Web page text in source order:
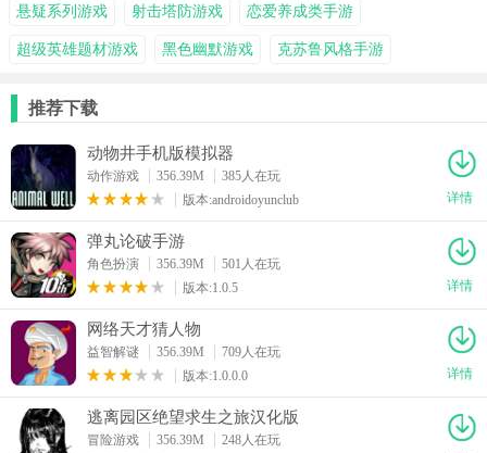
悬疑系列游戏 射击塔防游戏 恋爱养成类手游
超级英雄题材游戏 黑色幽默游戏 克苏鲁风格手游
推荐下载
动物井手机版模拟器
动作游戏 356.39M
385人在玩
版本:androidoyunclub
详情
弹丸论破手游
角色扮演 356.39M
501人在玩
版本:1.0.5
详情
网络天才猜人物
益智解谜 356.39M
709人在玩
版本:1.0.0.0
详情
逃离园区绝望求生之旅汉化版
冒险游戏 356.39M
248人在玩